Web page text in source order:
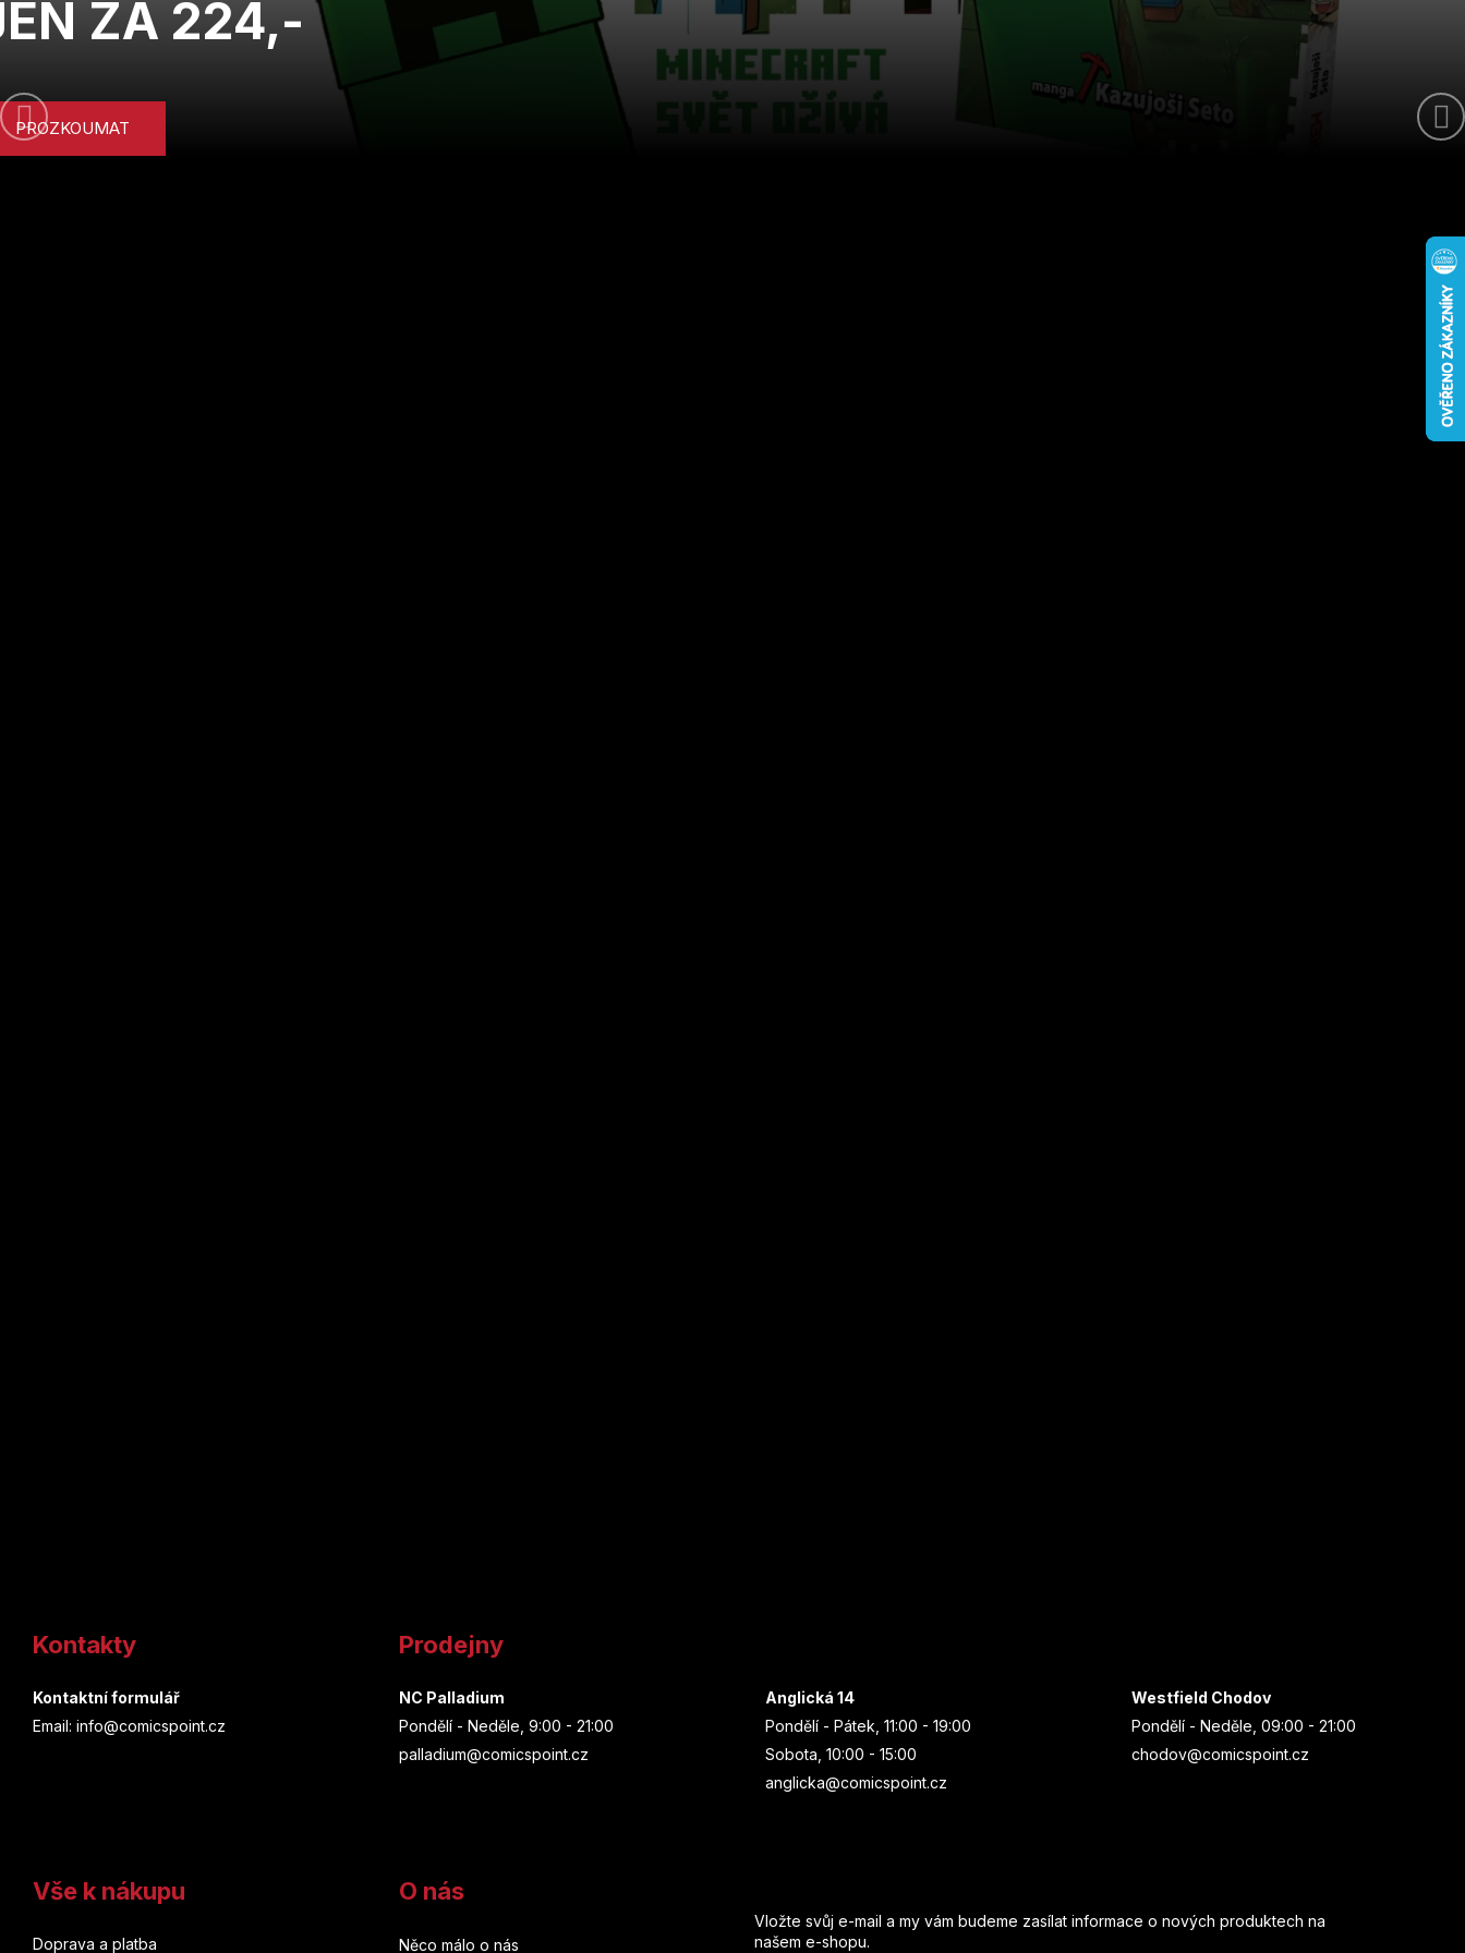
ZA 224,-
PROZKOUMAT
Kontakty
Kontaktní formulář
Email: info@comicspoint.cz
Prodejny
NC Palladium
Pondělí - Neděle, 9:00 - 21:00
palladium@comicspoint.cz
Anglická 14
Pondělí - Pátek, 11:00 - 19:00
Sobota, 10:00 - 15:00
anglicka@comicspoint.cz
Westfield Chodov
Pondělí - Neděle, 09:00 - 21:00
chodov@comicspoint.cz
Vše k nákupu
Doprava a platba
O nás
Něco málo o nás
Vložte svůj e-mail a my vám budeme zasílat informace o nových produktech na
našem e-shopu.